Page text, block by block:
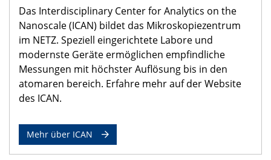
Das Interdisciplinary Center for Analytics on the
Nanoscale (ICAN) bildet das Mikroskopiezentrum
im NETZ. Speziell eingerichtete Labore und
modernste Geräte ermöglichen empfindliche
Messungen mit höchster Auflösung bis in den
atomaren bereich. Erfahre mehr auf der Website
des ICAN.
Mehr über ICAN